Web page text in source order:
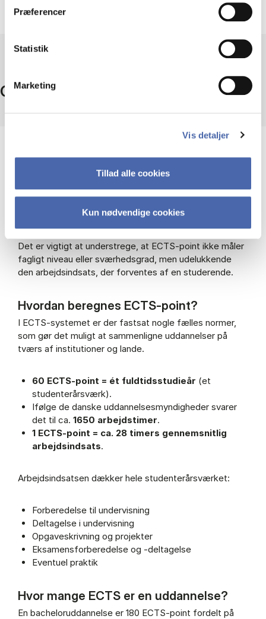
Præferencer
Statistik
Marketing
Vis detaljer
Tillad alle cookies
Kun nødvendige cookies
Omregning af ECTS
ECTS står for European Credit Transfer System.
ECTS-point viser omfanget af et fag eller modul på din
Det er vigtigt at understrege, at ECTS-point ikke måler
fagligt niveau eller sværhedsgrad, men udelukkende
den arbejdsindsats, der forventes af en studerende.
Hvordan beregnes ECTS-point?
I ECTS-systemet er der fastsat nogle fælles normer,
som gør det muligt at sammenligne uddannelser på
tværs af institutioner og lande.
60 ECTS-point = ét fuldtidsstudieår (et
studenterårsværk).
Ifølge de danske uddannelsesmyndigheder svarer
det til ca. 1650 arbejdstimer.
1 ECTS-point = ca. 28 timers gennemsnitlig
arbejdsindsats.
Arbejdsindsatsen dækker hele studenterårsværket:
Forberedelse til undervisning
Deltagelse i undervisning
Opgaveskrivning og projekter
Eksamensforberedelse og -deltagelse
Eventuel praktik
Hvor mange ECTS er en uddannelse?
En bacheloruddannelse er 180 ECTS-point fordelt på